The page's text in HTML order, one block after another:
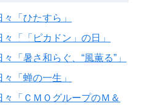
「ひたすら」
「「ピカドン」の日」
「暑さ和らぐ、“風薫る”」
「蝉の一生」
「ＣＭＯグループのＭ＆